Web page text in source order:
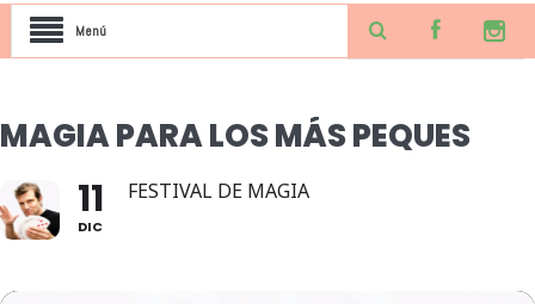
Menú
MAGIA PARA LOS MÁS PEQUES
11
DIC
FESTIVAL DE MAGIA